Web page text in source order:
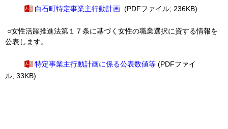
白石町特定事業主行動計画 (PDFファイル; 236KB)
○女性活躍推進法第１７条に基づく女性の職業選択に資する情報を
公表します。
特定事業主行動計画に係る公表数値等 (PDFファイ
ル; 33KB)